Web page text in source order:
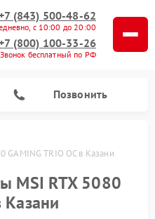
(843) 500-48-62
с 10:00 до 20:00
(800) 100-33-26
Звонок бесплатный по РФ
Позвонить
GAMING TRIO OC в Казани
MSI RTX 5080
Казани